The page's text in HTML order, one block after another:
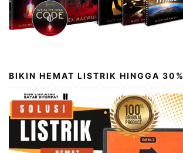
BIKIN HEMAT LISTRIK HINGGA 30%